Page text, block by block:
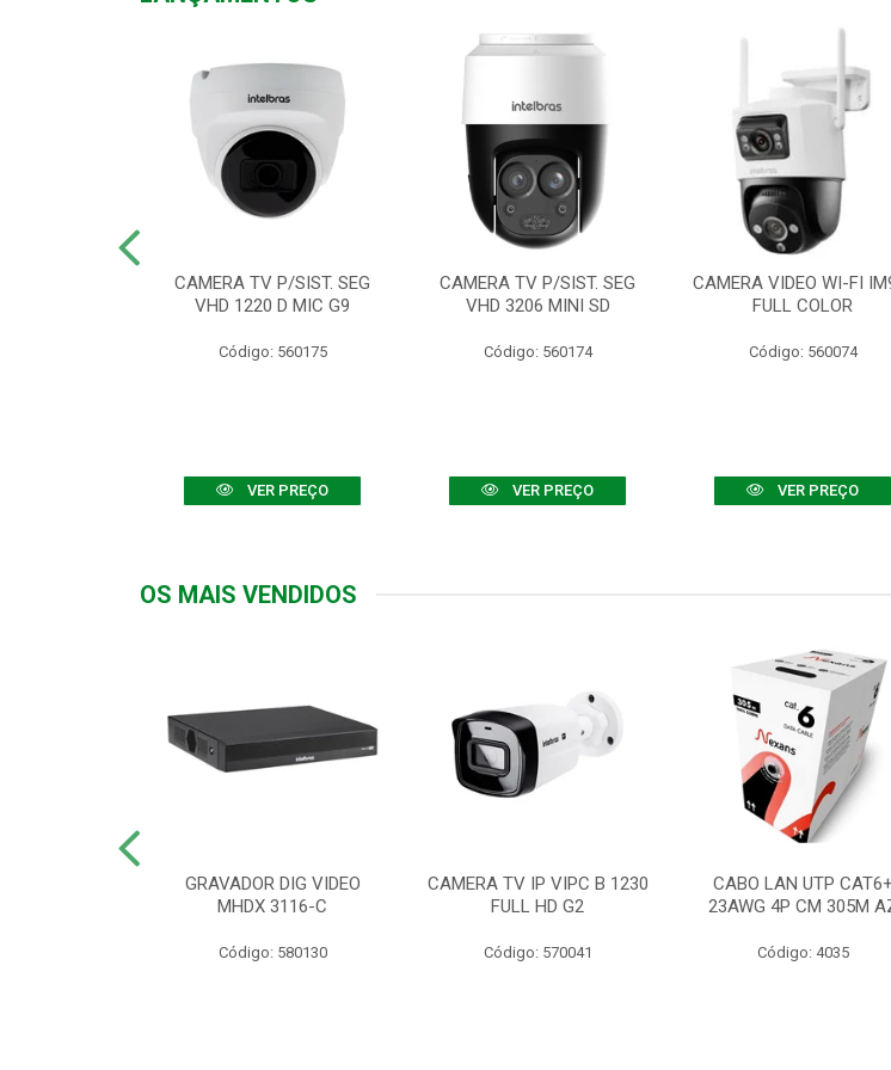
CAMERA TV P/SIST. SEG
VHD 1220 D MIC G9
Código: 560175
VER PREÇO
CAMERA TV P/SIST. SEG
VHD 3206 MINI SD
Código: 560174
VER PREÇO
CAMERA VIDEO WI-FI
FULL COLOR
Código: 560074
VER PREÇO
OS MAIS VENDIDOS
GRAVADOR DIG VIDEO
MHDX 3116-C
Código: 580130
CAMERA TV IP VIPC B 1230
FULL HD G2
Código: 570041
CABO LAN UTP CAT6+
23AWG 4P CM 305M
Código: 4035